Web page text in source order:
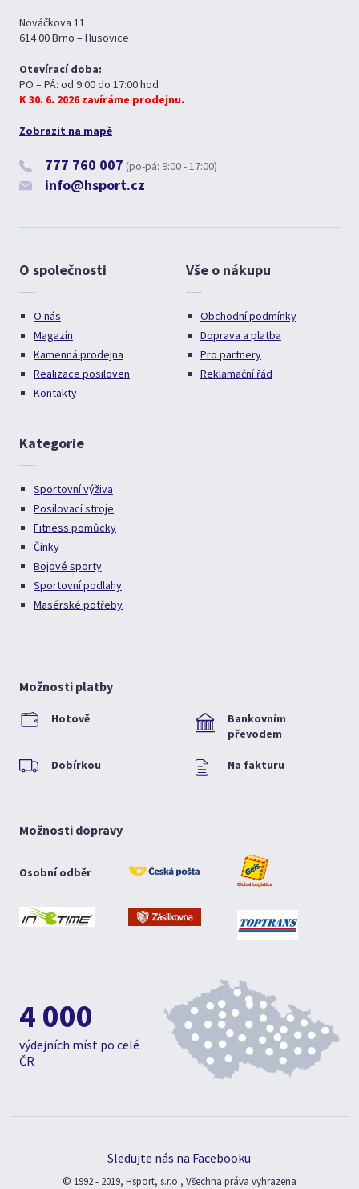
Nováčkova 11
614 00 Brno – Husovice
Otevírací doba:
PO – PÁ: od 9:00 do 17:00 hod
K 30. 6. 2026 zavíráme prodejnu.
Zobrazit na mapě
777 760 007 (po-pá: 9:00 - 17:00)
info@hsport.cz
O společnosti
O nás
Magazín
Kamenná prodejna
Realizace posiloven
Kontakty
Vše o nákupu
Obchodní podmínky
Doprava a platba
Pro partnery
Reklamační řád
Kategorie
Sportovní výživa
Posilovací stroje
Fitness pomůcky
Činky
Bojové sporty
Sportovní podlahy
Masérské potřeby
Možnosti platby
Hotově
Bankovním
převodem
Dobírkou Na fakturu
Možnosti dopravy
Osobní odběr
4 000
výdejních míst po celé
ČR
Sledujte nás na Facebooku
© 1992 - 2019, Hsport, s.r.o., Všechna práva vyhrazena